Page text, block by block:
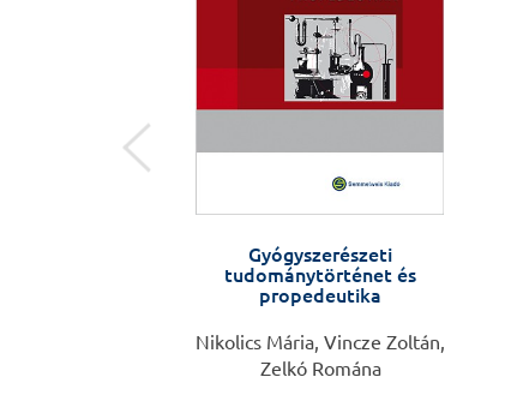
Gyógyszerészeti
tudománytörténet és
propedeutika
Nikolics Mária, Vincze Zoltán,
Zelkó Romána